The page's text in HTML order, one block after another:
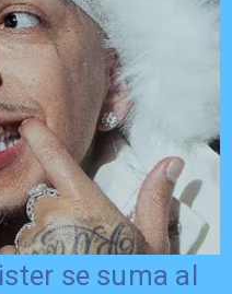
se suma al